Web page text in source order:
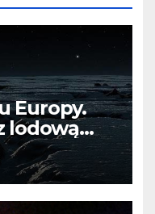
Europy.
lodową